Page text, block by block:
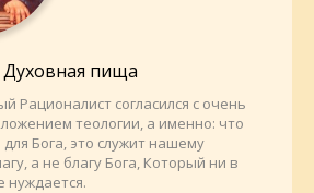
пища
Рационалист согласился с очень
теологии, а именно: что
Бога, это служит нашему
а не благу Бога, Который ни в
нуждается.